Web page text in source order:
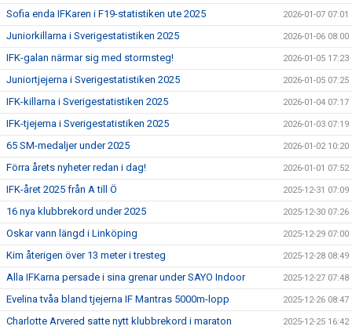
Sofia enda IFKaren i F19-statistiken ute 2025 2026-01-07 07:01
Juniorkillarna i Sverigestatistiken 2025 2026-01-06 08:00
IFK-galan närmar sig med stormsteg! 2026-01-05 17:23
Juniortjejerna i Sverigestatistiken 2025 2026-01-05 07:25
IFK-killarna i Sverigestatistiken 2025 2026-01-04 07:17
IFK-tjejerna i Sverigestatistiken 2025 2026-01-03 07:19
65 SM-medaljer under 2025 2026-01-02 10:20
Förra årets nyheter redan i dag! 2026-01-01 07:52
IFK-året 2025 från A till Ö 2025-12-31 07:09
16 nya klubbrekord under 2025 2025-12-30 07:26
Oskar vann längd i Linköping 2025-12-29 07:00
Kim återigen över 13 meter i tresteg 2025-12-28 08:49
Alla IFKarna persade i sina grenar under SAYO Indoor 2025-12-27 07:48
Evelina tvåa bland tjejerna IF Mantras 5000m-lopp 2025-12-26 08:47
Charlotte Arvered satte nytt klubbrekord i maraton 2025-12-25 16:42